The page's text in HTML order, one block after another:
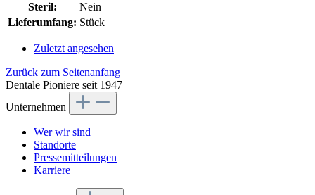
Steril:
Nein
Lieferumfang: Stück
Zuletzt angesehen
Zurück zum Seitenanfang
Dentale Pioniere seit 1947
Unternehmen
Wer wir sind
Standorte
Pressemitteilungen
Karriere